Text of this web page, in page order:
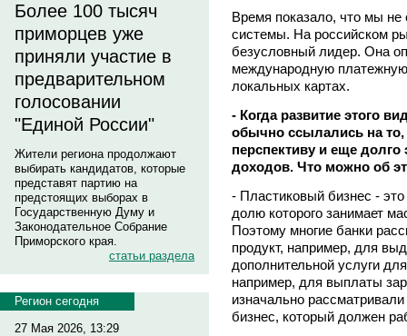
Более 100 тысяч
приморцев уже
приняли участие в
предварительном
голосовании
"Единой России"
Жители региона продолжают
выбирать кандидатов, которые
представят партию на
предстоящих выборах в
Государственную Думу и
Законодательное Собрание
Приморского края.
статьи раздела
Регион сегодня
27 Мая 2026, 13:29
Время показало, что мы
системы. На российском
безусловный лидер. Она
международную
локальных картах.
- Когда развитие этого
обычно ссылались на
перспективу и еще долго
доходов. Что можно об
- Пластиковый бизнес -
долю которого занимает
Поэтому многие банки
продукт, например, для
дополнительной услуги
например, для выплаты
изначально
бизнес, который должен